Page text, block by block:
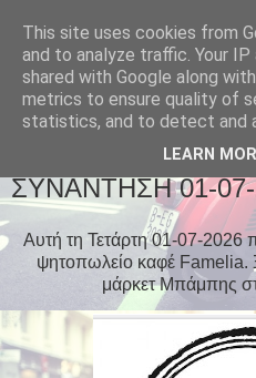
ΣΥΝΑΝΤΗΣΗ 01-07-
Αυτή τη Τετάρτη 01-07-2026
ψητοπωλείο καφέ Famelia.
μάρκετ Μπάμπης
This site uses cookies from
and to analyze traffic. Your
shared with Google along
metrics to ensure quality of
statistics, and to detect and
LEARN